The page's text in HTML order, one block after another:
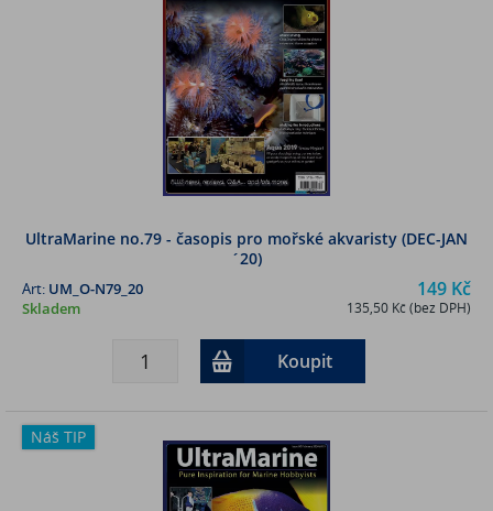
UltraMarine no.79 - časopis pro mořské akvaristy (DEC-JAN
´20)
149 Kč
135,50 Kč (bez DPH)
Art: UM_O-N79_20
Skladem
Koupit
Náš TIP